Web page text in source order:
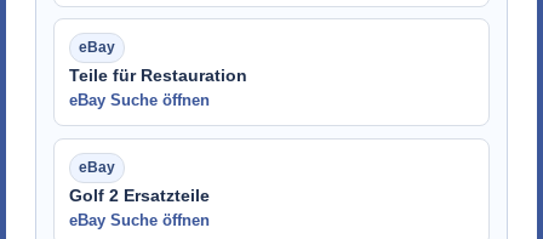
Teile für Restauration
eBay Suche öffnen
Golf 2 Ersatzteile
eBay Suche öffnen